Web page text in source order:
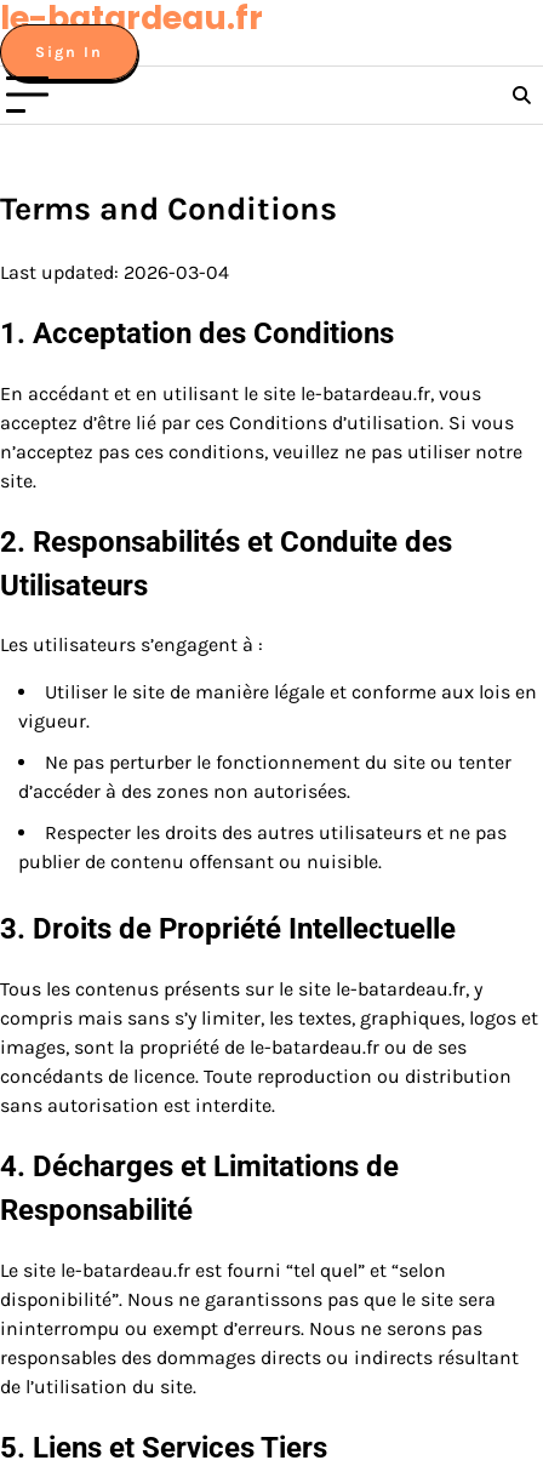
Skip
to
content
le-batardeau.fr
Sign In
Terms and Conditions
Last updated: 2026-03-04
1. Acceptation des Conditions
En accédant et en utilisant le site le-batardeau.fr, vous
acceptez d’être lié par ces Conditions d’utilisation. Si vous
n’acceptez pas ces conditions, veuillez ne pas utiliser notre
site.
2. Responsabilités et Conduite des
Utilisateurs
Les utilisateurs s’engagent à :
Utiliser le site de manière légale et conforme aux lois en
vigueur.
Ne pas perturber le fonctionnement du site ou tenter
d’accéder à des zones non autorisées.
Respecter les droits des autres utilisateurs et ne pas
publier de contenu offensant ou nuisible.
3. Droits de Propriété Intellectuelle
Tous les contenus présents sur le site le-batardeau.fr, y
compris mais sans s’y limiter, les textes, graphiques, logos et
images, sont la propriété de le-batardeau.fr ou de ses
concédants de licence. Toute reproduction ou distribution
sans autorisation est interdite.
4. Décharges et Limitations de
Responsabilité
Le site le-batardeau.fr est fourni “tel quel” et “selon
disponibilité”. Nous ne garantissons pas que le site sera
ininterrompu ou exempt d’erreurs. Nous ne serons pas
responsables des dommages directs ou indirects résultant
de l’utilisation du site.
5. Liens et Services Tiers